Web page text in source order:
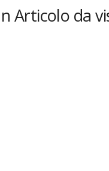
t
Articolo da